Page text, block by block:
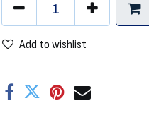
Add to wishlist